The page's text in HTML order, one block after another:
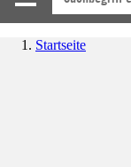
Startseite